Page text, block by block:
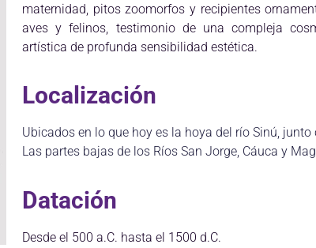
maternidad, pitos zoomorfos y recipientes
aves y felinos, testimonio de una compleja
artística de profunda sensibilidad estética.
Localización
Ubicados en lo que hoy es la hoya del río Sinú,
Las partes bajas de los Ríos San Jorge, Cáuca y
Datación
Desde el 500 a.C. hasta el 1500 d.C.